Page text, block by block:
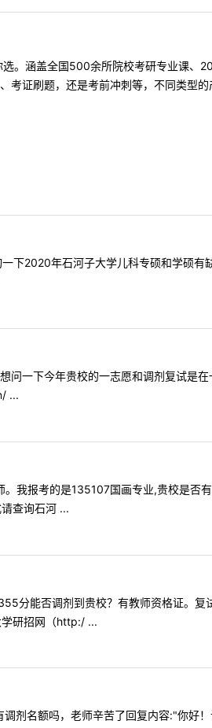
。涵盖全国500余所院校考研专业课、
证刷题，还是考前冲刺等，不同类型
2020年石河子大学儿科专硕和学硕有
一下今年贵校的一志愿和调剂复试是在
...
报考的是135107国画专业,贵校是否
查询石河 ...
分能否调剂到贵校？有教师资格证。复
学研招网（http:/ ...
名额吗，老师辛苦了回复内容:"你好